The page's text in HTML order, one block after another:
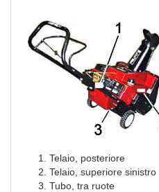
Telaio, posteriore
Telaio, superiore sinistro
Tubo, tra ruote